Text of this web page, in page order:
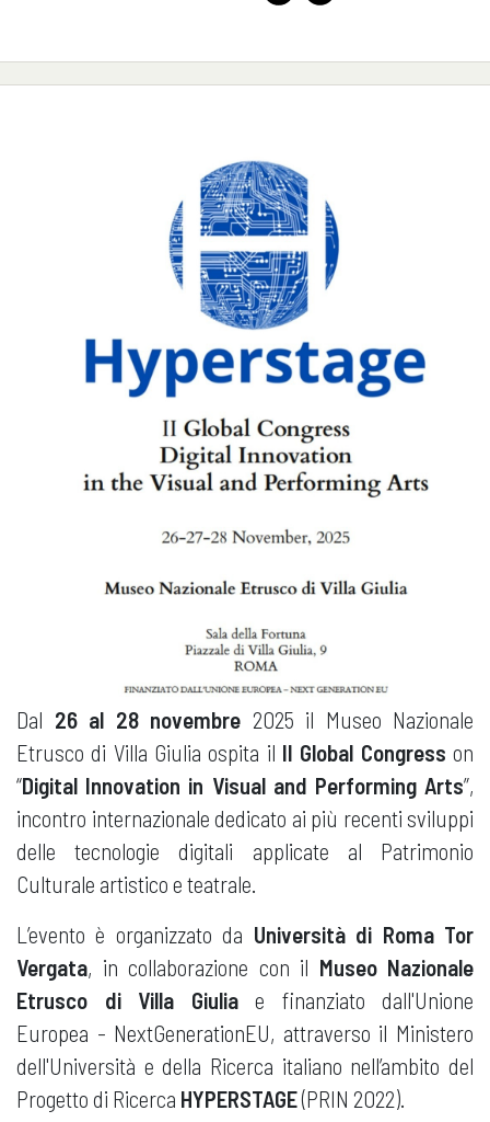
Dal 26 al 28 novembre 2025 il Museo Nazionale
Etrusco di Villa Giulia ospita il II Global Congresson
“Digital Innovation in Visual and Performing Arts”,
incontro internazionale dedicato ai più recenti sviluppi
delle tecnologie digitali applicate al Patrimonio
Culturale artistico e teatrale.
L’evento è organizzato da Università di Roma Tor
Vergata, in collaborazione con il Museo Nazionale
Etrusco di Villa Giuliae finanziato dall'Unione
Europea - NextGenerationEU, attraverso il Ministero
dell'Università e della Ricerca italiano nell’ambito del
Progetto di Ricerca HYPERSTAGE(PRIN 2022).